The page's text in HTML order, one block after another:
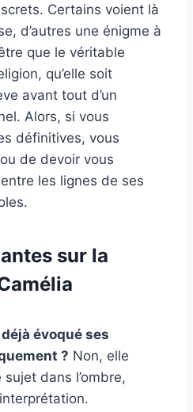
Certains voient là
d’autres une énigme à
que le véritable
qu’elle soit
avant tout d’un
Alors, si vous
définitives, vous
de devoir vous
les lignes de ses
sur la
évoqué ses
? Non, elle
dans l’ombre,